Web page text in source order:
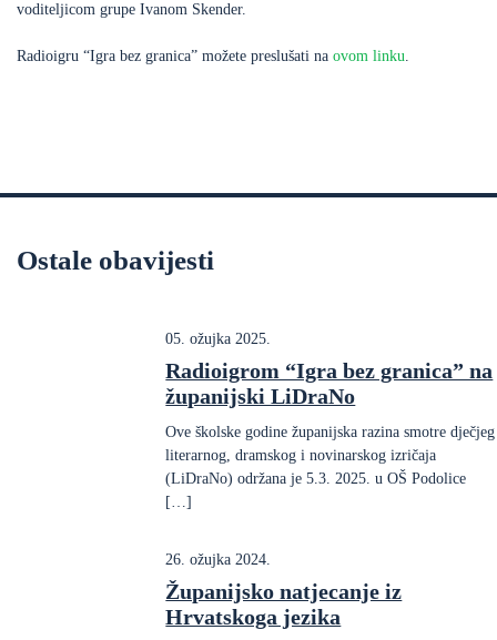
voditeljicom grupe Ivanom Skender.
Radioigru “Igra bez granica” možete preslušati na ovom linku.
Ostale obavijesti
05. ožujka 2025.
Radioigrom “Igra bez granica” na
županijski LiDraNo
Ove školske godine županijska razina smotre dječjeg
literarnog, dramskog i novinarskog izričaja
(LiDraNo) održana je 5.3. 2025. u OŠ Podolice
[…]
26. ožujka 2024.
Županijsko natjecanje iz
Hrvatskoga jezika